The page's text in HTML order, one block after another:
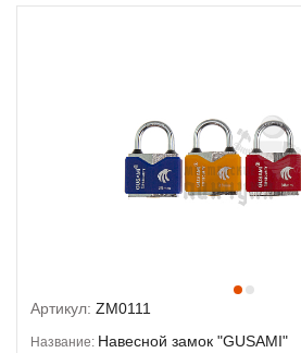
Артикул: ZM0111
Название: Навесной замок "GUSAMI"